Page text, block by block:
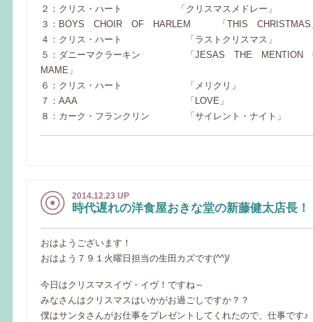
２：クリス・ハート 「クリスマスメドレー」
３：BOYS CHOIR OF HARLEM 「THIS CHRISTMAS
４：クリス・ハート 「ラストクリスマス」
５：ダニーマクラーキン 「JESAS THE
MAME」
６：クリス・ハート 「メリクリ」
７：AAA 「LOVE」
８：カーク・フランクリン 「サイレント・ナイト」
2014.12.23 UP
時代遅れの洋食屋おきな堂の新藤健太店長！
おはようございます！
おはよう７９１火曜日担当の生田カズです(^^)/
今日はクリスマスイヴ・イヴ！ですね～
みなさんはクリスマスはいかがお過ごしですか？？
僕はサンタさんがお仕事をプレゼントしてくれたので、仕事です♪